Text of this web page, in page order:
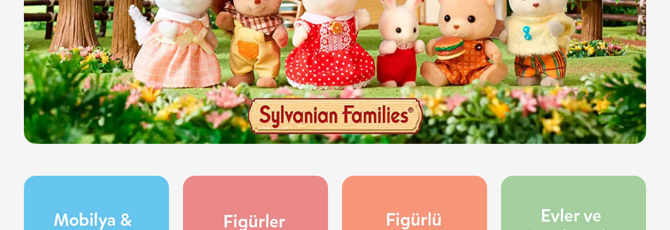
Hayvan Figürler
Çeşitli Figürler
Koleksiyon Figürler
Elektronik Ürünler
Çeşitli Elektronik Ürünler
Nerf
Silahlar
Silah Setleri
Kılıç Setleri
Ok Setleri
Hobi Oyuncakları
Maketler
Sihirbazlık Setleri
Puzzlelar
Çeşitli Eğlence Oyuncakları
El İşi Setleri
Slime
Anne Bebek Oyuncakları
Aktivite Masaları
Oyun Halısı
Dönence ve Projektörler
Dişlik ve Çıngıraklar
Beslenme Gereçleri
Yürüme Arkadaşı
Bebek Oyuncakları
Bebek Araç Gereçleri
Ürünleri
Akülü Araçlar
Kaykay - Paten - Scooter
Bisikletler
Koruyucu Ekipmanlar
Deniz - Havuz Ürünleri
Bahçe Oyuncakları
Spor Ürünleri
Pedallı Araçlar
Bin Git Araçlar
Çeşitli Peluşlar